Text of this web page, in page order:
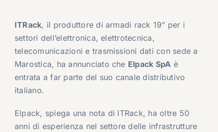
ITRack, il produttore di armadi rack 19” per i
settori dell’elettronica, elettrotecnica,
telecomunicazioni e trasmissioni dati con sede a
Marostica, ha annunciato che Elpack SpA è
entrata a far parte del suo canale distributivo
italiano.
Elpack, spiega una nota di ITRack, ha oltre 50
anni di esperienza nel settore delle infrastrutture